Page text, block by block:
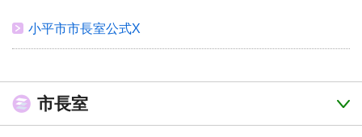
小平市市長室公式X
市長室